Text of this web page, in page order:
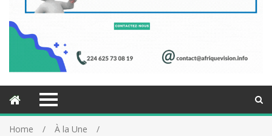
Home
À la Une